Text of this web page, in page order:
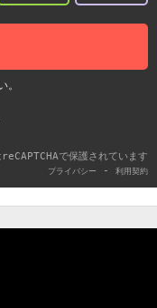
で保護されています
プライバシー - 利用契約